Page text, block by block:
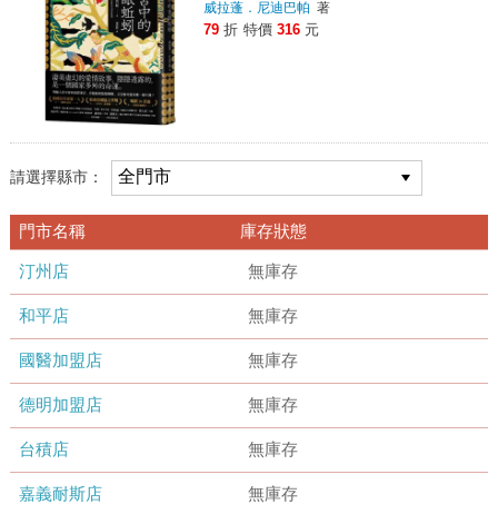
威拉蓬．尼迪巴帕 著
79 折 特價 316 元
請選擇縣市：
門市名稱 庫存狀態
汀州店 無庫存
和平店 無庫存
國醫加盟店 無庫存
德明加盟店 無庫存
台積店 無庫存
嘉義耐斯店 無庫存